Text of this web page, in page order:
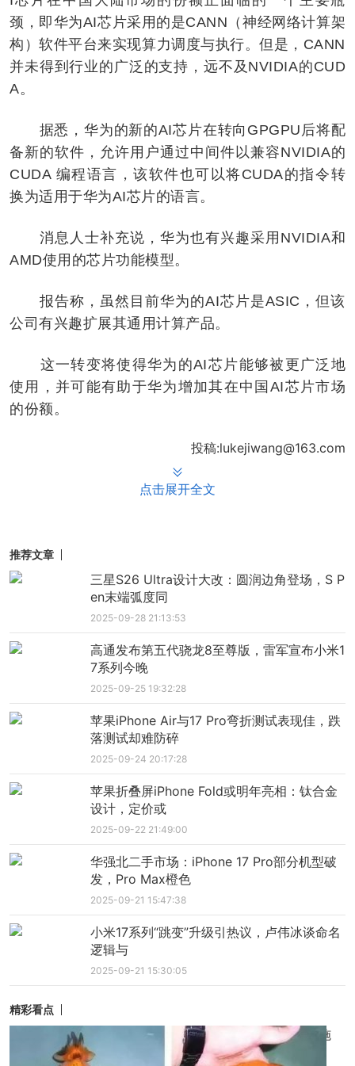
颈，即华为AI芯片采用的是CANN（神经网络计算架
构）软件平台来实现算力调度与执行。但是，CANN
并未得到行业的广泛的支持，远不及NVIDIA的CUD
A。
据悉，华为的新的AI芯片在转向GPGPU后将配
备新的软件，允许用户通过中间件以兼容NVIDIA的
CUDA 编程语言，该软件也可以将CUDA的指令转
换为适用于华为AI芯片的语言。
消息人士补充说，华为也有兴趣采用NVIDIA和
AMD使用的芯片功能模型。
报告称，虽然目前华为的AI芯片是ASIC，但该
公司有兴趣扩展其通用计算产品。
这一转变将使得华为的AI芯片能够被更广泛地
使用，并可能有助于华为增加其在中国AI芯片市场
的份额。
投稿:lukejiwang@163.com
点击展开全文
推荐文章
三星S26 Ultra设计大改：圆润边角登场，S P
en末端弧度同
2025-09-28 21:13:53
高通发布第五代骁龙8至尊版，雷军宣布小米1
7系列今晚
2025-09-25 19:32:28
苹果iPhone Air与17 Pro弯折测试表现佳，跌
落测试却难防碎
2025-09-24 20:17:28
苹果折叠屏iPhone Fold或明年亮相：钛合金
设计，定价或
2025-09-22 21:49:00
华强北二手市场：iPhone 17 Pro部分机型破
发，Pro Max橙色
2025-09-21 15:47:38
小米17系列“跳变”升级引热议，卢伟冰谈命名
逻辑与
2025-09-21 15:30:05
精彩看点
金鱼立鳞病：病因、危害、预防与治疗措施